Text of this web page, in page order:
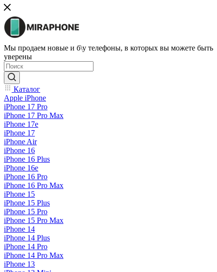
Мы продаем новые и б\у телефоны, в которых вы можете быть
уверены
Каталог
Apple iPhone
iPhone 17 Pro
iPhone 17 Pro Max
iPhone 17e
iPhone 17
iPhone Air
iPhone 16
iPhone 16 Plus
iPhone 16e
iPhone 16 Pro
iPhone 16 Pro Max
iPhone 15
iPhone 15 Plus
iPhone 15 Pro
iPhone 15 Pro Max
iPhone 14
iPhone 14 Plus
iPhone 14 Pro
iPhone 14 Pro Max
iPhone 13